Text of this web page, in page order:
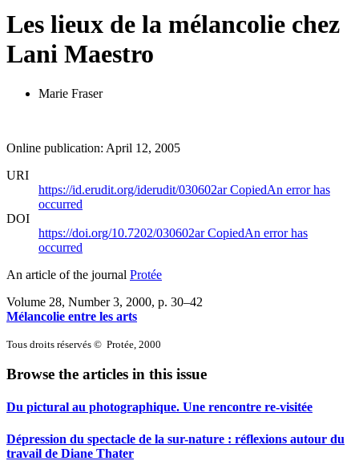
Les lieux de la mélancolie chez
Lani Maestro
Marie Fraser
Online publication: April 12, 2005
URI
https://id.erudit.org/iderudit/030602arCopiedAn error has
occurred
DOI
https://doi.org/10.7202/030602arCopiedAn error has
occurred
An article of the journal Protée
Volume 28, Number 3, 2000, p. 30–42
Mélancolie entre les arts
Tous droits réservés © Protée, 2000
Browse the articles in this issue
Du pictural au photographique. Une rencontre re-visitée
Dépression du spectacle de la sur-nature : réflexions autour du
travail de Diane Thater